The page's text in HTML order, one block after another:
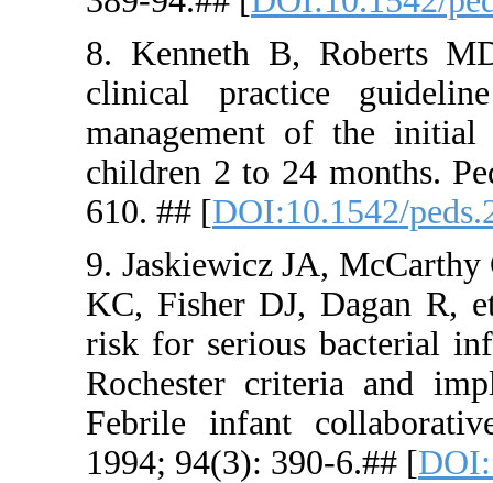
8.
clinical
children 2
610. ## [
9.
KC,
risk for
Rochester
Febrile
1994;